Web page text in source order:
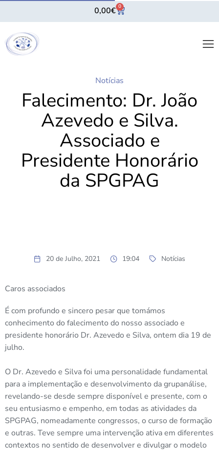
0,00€ 0
Notícias
Falecimento: Dr. João
Azevedo e Silva.
Associado e
Presidente Honorário
da SPGPAG
20 de Julho, 2021 19:04 Notícias
Caros associados
É com profundo e sincero pesar que tomámos
conhecimento do falecimento do nosso associado e
presidente honorário Dr. Azevedo e Silva, ontem dia 19 de
julho.
O Dr. Azevedo e Silva foi uma personalidade fundamental
para a implementação e desenvolvimento da grupanálise,
revelando-se desde sempre disponível e presente, com o
seu entusiasmo e empenho, em todas as atividades da
SPGPAG, nomeadamente congressos, o curso de formação
e outras. Teve sempre uma intervenção ativa em diferentes
contextos no sentido de desenvolver e divulgar o modelo